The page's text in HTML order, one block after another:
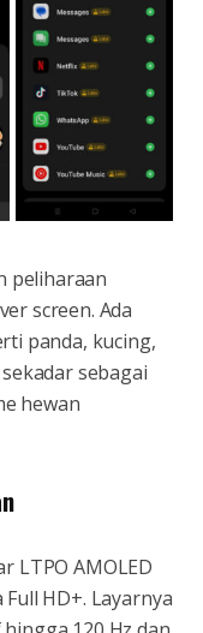
peliharaan
screen. Ada
panda, kucing,
sebagai
hewan
LTPO AMOLED
HD+. Layarnya